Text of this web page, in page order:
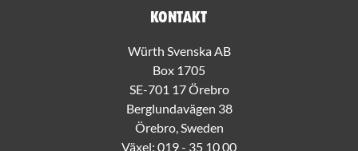
Kontakt
Würth Svenska AB
Box 1705
SE-701 17 Örebro
Berglundavägen 38
Örebro, Sweden
Växel: 019 - 35 10 00